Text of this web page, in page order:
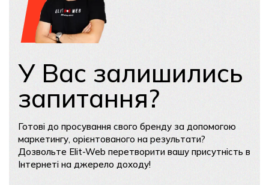
У Вас залишились
запитання?
Готові до просування свого бренду за допомогою
маркетингу, орієнтованого на результати?
Дозвольте Elit-Web перетворити вашу присутність в
Інтернеті на джерело доходу!